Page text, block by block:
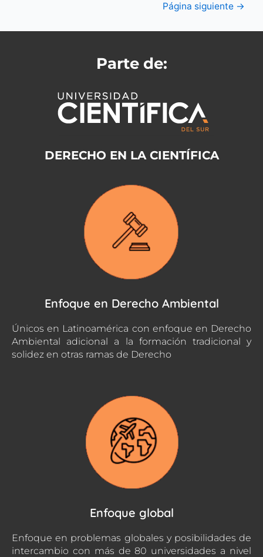
Página siguiente →
Parte de:
DERECHO EN LA CIENTÍFICA
Enfoque en Derecho Ambiental
Únicos en Latinoamérica con enfoque en Derecho
Ambiental adicional a la formación tradicional y
solidez en otras ramas de Derecho
Enfoque global
Enfoque en problemas globales y posibilidades de
intercambio con más de 80 universidades a nivel